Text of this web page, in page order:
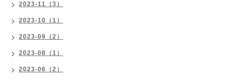
2023-11（3）
2023-10（1）
2023-09（2）
2023-08（1）
2023-06（2）